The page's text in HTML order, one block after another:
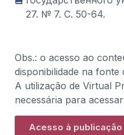
27. № 7. С. 50-64.
Obs.: o acesso ao
disponibilidade na fonte
A utilização de Virtual
necessária para
Acesso à publicação